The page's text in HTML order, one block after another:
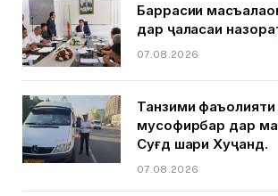
Баррасии
дар ҷаласаи
07.08.2026
Танзими фаъолияти нақлиёти
мусофирбар дар
Суғд шаҳри Хуҷанд.
07.08.2026